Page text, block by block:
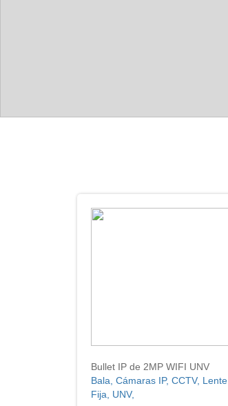
Bullet IP de 2MP WIFI UNV
Bala, Cámaras IP, CCTV, Lente
Fija, UNV,